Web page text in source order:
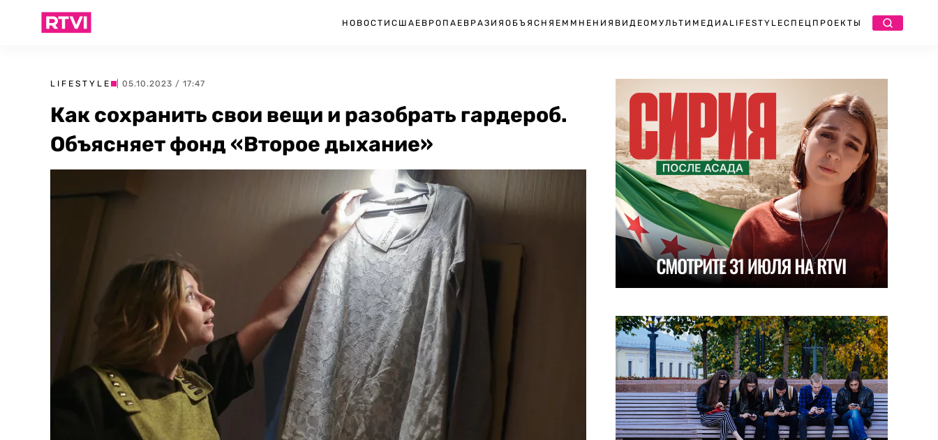
НОВОСТИ США ЕВРОПА ЕВРАЗИЯ ОБЪЯСНЯЕМ МНЕНИЯ ВИДЕО МУЛЬТИМЕДИА LIFESTYLEСПЕЦПРОЕКТЫ
LIFESTYLE | 05.10.2023 / 17:47
Как сохранить свои вещи и разобрать гардероб.
Объясняет фонд «Второе дыхание»